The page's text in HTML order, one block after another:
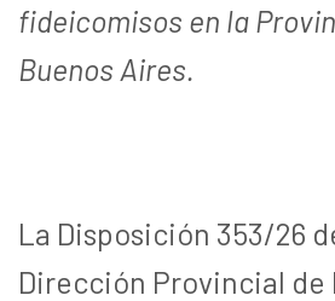
fideicomisos en la
Buenos Aires.
La Disposición 353/26
Dirección Provincial de